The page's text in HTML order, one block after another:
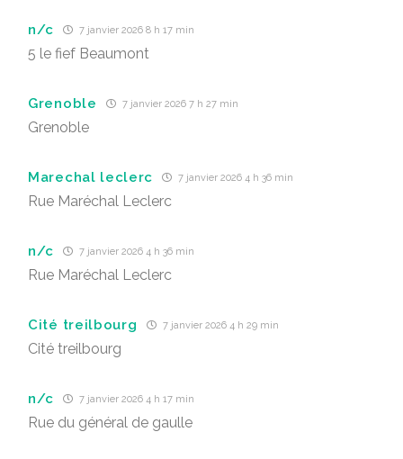
n/c 7 janvier 2026 8 h 17 min
5 le fief Beaumont
Grenoble 7 janvier 2026 7 h 27 min
Grenoble
Marechal leclerc 7 janvier 2026 4 h 36 min
Rue Maréchal Leclerc
n/c 7 janvier 2026 4 h 36 min
Rue Maréchal Leclerc
Cité treilbourg 7 janvier 2026 4 h 29 min
Cité treilbourg
n/c 7 janvier 2026 4 h 17 min
Rue du général de gaulle